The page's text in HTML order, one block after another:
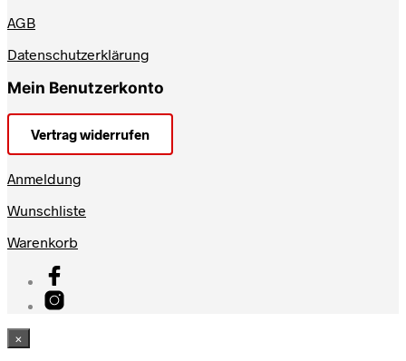
AGB
Datenschutzerklärung
Mein Benutzerkonto
Vertrag widerrufen
Anmeldung
Wunschliste
Warenkorb
×